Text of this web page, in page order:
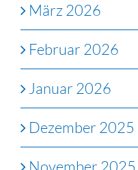
März 2026
Februar 2026
Januar 2026
Dezember 2025